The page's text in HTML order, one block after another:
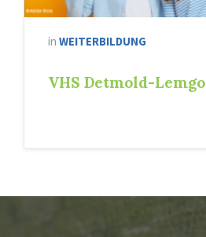
in WEITERBILDUNG
VHS Detmold-Lemgo